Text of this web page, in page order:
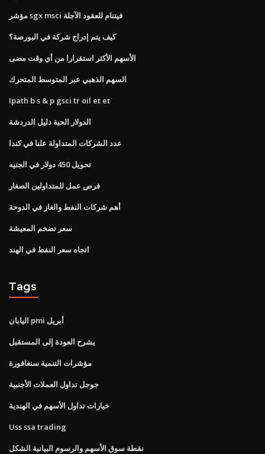
مؤشر sgx msci فيتنام للعقود الآجلة
كيف يتم إدراج شركة في البورصة؟
الأسهم الأكثر استقرارا من أي وقت مضى
السهم الذهبي عبر المتوسط ​​المتحرك
Ipath b s & p gsci tr oil et et
الدولار الحية دليل الدردشة
عدد الشركات المتداولة علنا ​​في كندا
تحويل 450 دولار في الجنيه
فرص عمل للمتداولين الصغار
أهم شركات النفط والغاز في الدوحة
سعر تضخم المعيشة
اتجاه سعر النفط في الهند
Tags
اليابان pmi أبريل
يشرح العودة إلى المستقبل
مؤشرات التنمية سنغافورة
جوجل تداول العملات الأجنبية
خيارات تداول الأسهم في الهندية
Uss ssa trading
نقطة سوق الأسهم والرسوم البيانية الشكل